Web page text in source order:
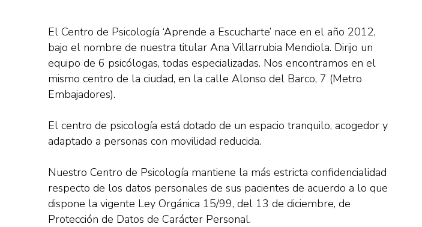
El Centro de Psicología ‘Aprende a Escucharte’ nace en el año 2012,
bajo el nombre de nuestra titular Ana Villarrubia Mendiola. Dirijo un
equipo de 6 psicólogas, todas especializadas. Nos encontramos en el
mismo centro de la ciudad, en la calle Alonso del Barco, 7 (Metro
Embajadores).
El centro de psicología está dotado de un espacio tranquilo, acogedor y
adaptado a personas con movilidad reducida.
Nuestro Centro de Psicología mantiene la más estricta confidencialidad
respecto de los datos personales de sus pacientes de acuerdo a lo que
dispone la vigente Ley Orgánica 15/99, del 13 de diciembre, de
Protección de Datos de Carácter Personal.